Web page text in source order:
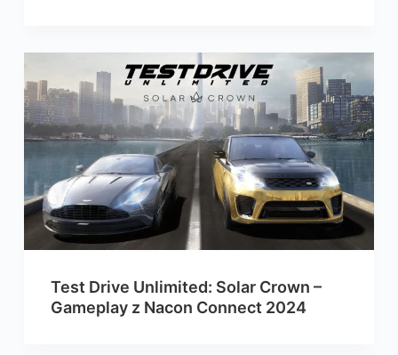
Test Drive Unlimited: Solar Crown –
Gameplay z Nacon Connect 2024